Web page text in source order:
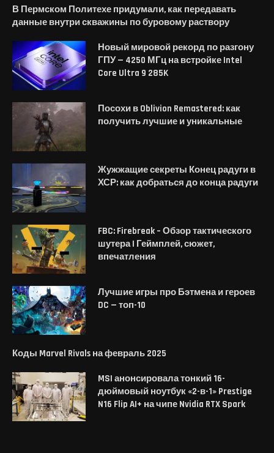
В Пермском Политехе придумали, как передавать
данные внутри скважины по буровому раствору
Новый мировой рекорд по разгону
ГПУ — 4250 МГц на встройке Intel
Core Ultra 9 285K
Посохи в Oblivion Remastered: как
получить лучшие и уникальные
Жужжащие секреты Конец радуги в
ХСР: как добраться до конца радуги
FBC: Firebreak – Обзор тактического
шутера | Геймплей, сюжет,
впечатления
Лучшие игры про Бэтмена и героев
DC — топ-10
Коды Marvel Rivals на февраль 2025
MSI анонсировала тонкий 16-
дюймовый ноутбук «2-в-1» Prestige
N16 Flip AI+ на чипе Nvidia RTX Spark